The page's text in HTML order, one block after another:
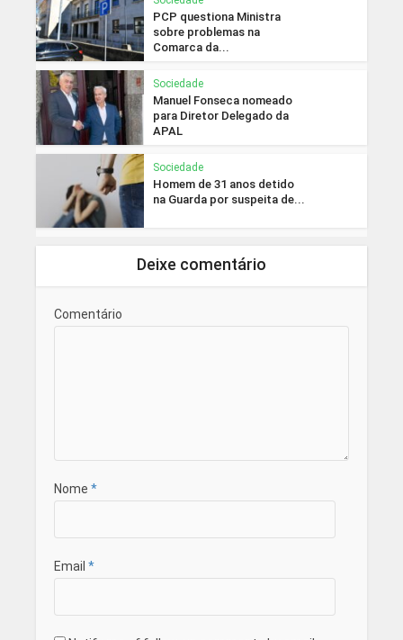
PCP questiona Ministra
sobre problemas na
Comarca da...
Sociedade
Manuel Fonseca nomeado
para Diretor Delegado da
APAL
Sociedade
Homem de 31 anos detido
na Guarda por suspeita de...
Deixe comentário
Comentário
Nome *
Email *